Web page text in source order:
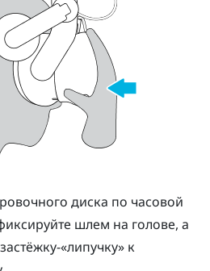
диска по часовой
шлем на голове, а
«липучку» к